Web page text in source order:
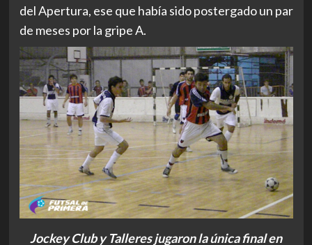
del Apertura, ese que había sido postergado un par
de meses por la gripe A.
Jockey Club y Talleres jugaron la única final en